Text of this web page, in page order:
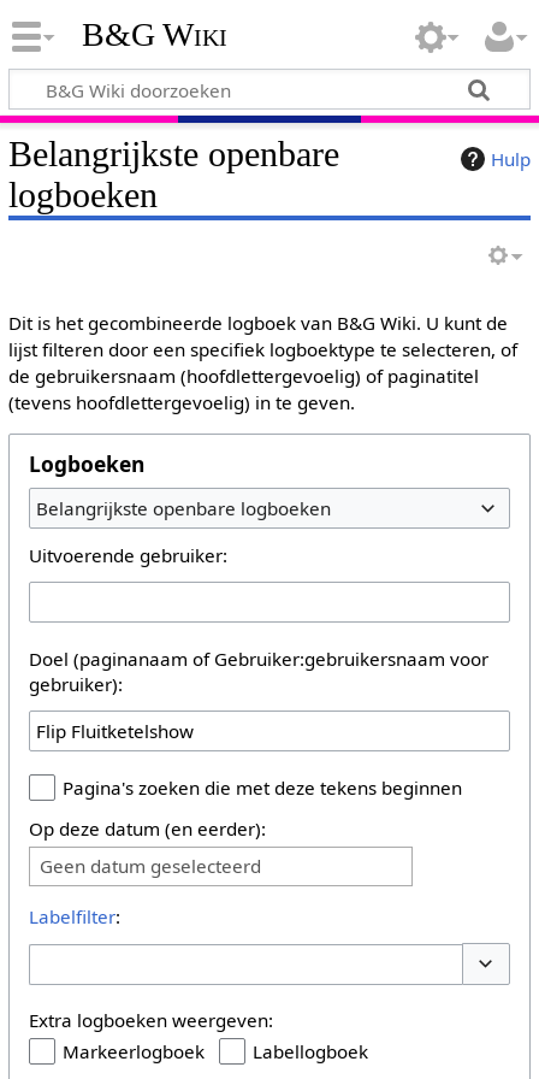
B&G Wiki
Hulp
Belangrijkste openbare
logboeken
Dit is het gecombineerde logboek van B&G Wiki. U kunt de
lijst filteren door een specifiek logboektype te selecteren, of
de gebruikersnaam (hoofdlettergevoelig) of paginatitel
(tevens hoofdlettergevoelig) in te geven.
Logboeken
Belangrijkste openbare logboeken
Uitvoerende gebruiker:
Doel (paginanaam of Gebruiker:gebruikersnaam voor
gebruiker):
Pagina's zoeken die met deze tekens beginnen
Op deze datum (en eerder):
Geen datum geselecteerd
Labelfilter:
Extra logboeken weergeven:
Markeerlogboek
Labellogboek